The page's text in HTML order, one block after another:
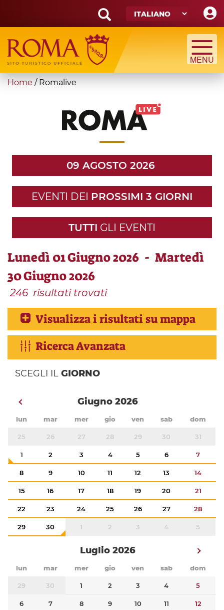
main
content
Search
form
Cerca
You
Home / Romalive
09 AGOSTO 2026
EVENTI DEI PROSSIMI 3 GIORNI
TUTTI GLI EVENTI
Lunedì 01 Giugno 2026 - Martedì
30 Giugno 2026
246 risultati trovati
Visualizza i risultati su mappa
Ricerca Avanzata
SCEGLI IL GIORNO
Giugno 2026
lun mar mer gio ven sab dom
25 26 27 28 29 30 31
1 2 3 4 5 6 7
8 9 10 11 12 13 14
15 16 17 18 19 20 21
22 23 24 25 26 27 28
29 30 1 2 3 4 5
Luglio 2026
lun mar mer gio ven sab dom
29 30 1 2 3 4 5
6 7 8 9 10 11 12